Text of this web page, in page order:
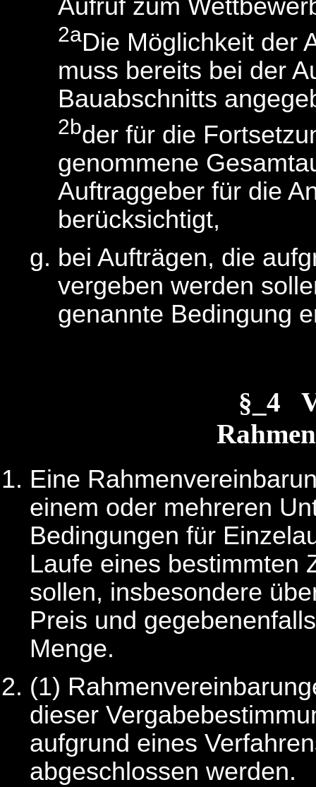
Aufruf zum
2aDie Möglichkeit der
muss bereits bei der
Bauabschnitts
2bder für die
genommene
Auftraggeber für die
berücksichtigt,
bei Aufträgen, die
vergeben werden
genannte Bedingung
§_4
Eine
einem oder mehreren
Bedingungen für
Laufe eines bestimmten
sollen, insbesondere
Preis und
Menge.
(1)
dieser
aufgrund eines
abgeschlossen werden.